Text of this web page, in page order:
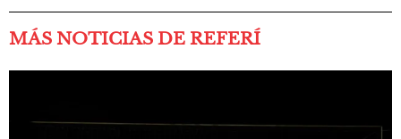
MÁS NOTICIAS DE REFERÍ